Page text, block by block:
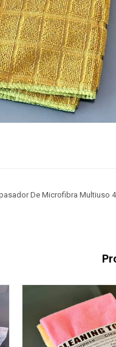
De Microfibra Multiuso